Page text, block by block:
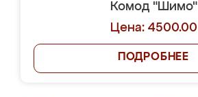
Комод "Шимо"
Цена: 4500.00
ПОДРОБНЕЕ